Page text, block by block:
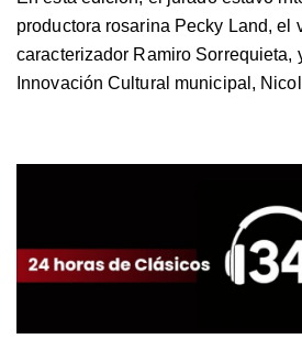
productora rosarina Pecky Land, el
caracterizador Ramiro Sorrequieta,
Innovación Cultural municipal,